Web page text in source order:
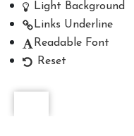
Light Background
Links Underline
Readable Font
Reset